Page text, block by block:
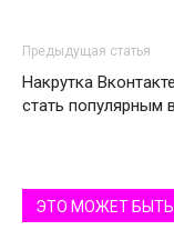
Предыдущая статья
Накрутка
стать популярным
ЭТО МОЖЕТ БЫТЬ